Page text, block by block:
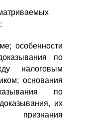
особенности
по
налоговым
основания
по
их
признания